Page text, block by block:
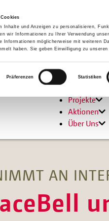
Inhalte und Anzeigen zu personalisieren,
wir Informationen zu Ihrer Verwendung
Informationen möglicherweise mit weiteren
haben. Sie geben Einwilligung zu
Präferenzen Statistiken
Hilfen
Projekte
Aktionen
Über Uns
AN